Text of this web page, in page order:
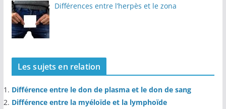
Différences entre l’herpès et le zona
Les sujets en relation
Différence entre le don de plasma et le don de sang
Différence entre la myéloïde et la lymphoïde